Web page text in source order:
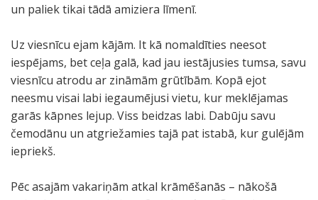
un paliek tikai tādā amiziera līmenī.
Uz viesnīcu ejam kājām. It kā nomaldīties neesot
iespējams, bet ceļa galā, kad jau iestājusies tumsa, savu
viesnīcu atrodu ar zināmām grūtībām. Kopā ejot
neesmu visai labi iegaumējusi vietu, kur meklējamas
garās kāpnes lejup. Viss beidzas labi. Dabūju savu
čemodānu un atgriežamies tajā pat istabā, kur gulējām
iepriekš.
Pēc asajām vakariņām atkal krāmēšanās – nākošā